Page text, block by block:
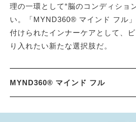
理の一環として“脳のコンディショ
い。「MYND360® マインド フル
付けられたインナーケアとして、
り入れたい新たな選択肢だ。
MYND360® マインド フル